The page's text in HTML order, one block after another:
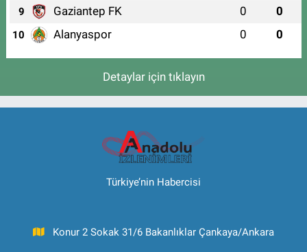
9 Gaziantep FK 0 0
10 Alanyaspor 0 0
Detaylar için tıklayın
Türkiye’nin Habercisi
Konur 2 Sokak 31/6 Bakanlıklar Çankaya/Ankara